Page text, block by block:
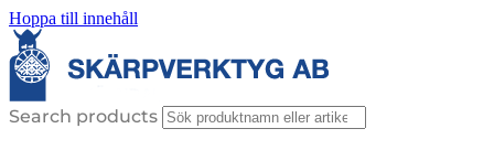
Hoppa till innehåll
Search products